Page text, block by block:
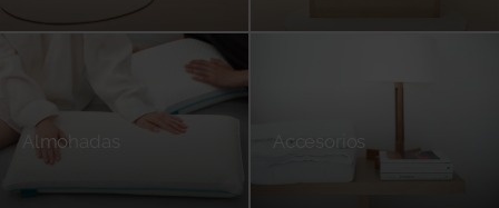
Almohadas Accesorios